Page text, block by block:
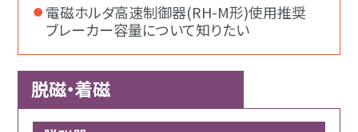
電磁ホルダ高速制御器(RH-M形)使用推奨
ブレーカー容量について知りたい
脱磁・着磁